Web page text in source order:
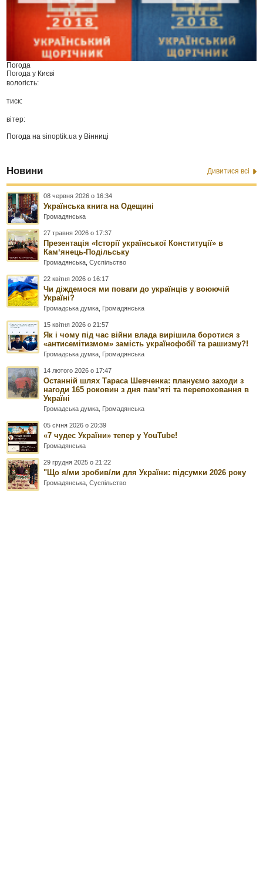
Погода
Погода у Києві
вологість:
тиск:
вітер:
Погода наsinoptik.ua у Вінниці
Новини Дивитися всі
08 червня 2026 о 16:34
Українська книга на Одещині
Громадянська
27 травня 2026 о 17:37
Презентація «Історії української Конституції» в
Камʼянець-Подільську
Громадянська ,Суспільство
22 квітня 2026 о 16:17
Чи діждемося ми поваги до українців у воюючій
Україні?
Громадська думка Громадянська
15 квітня 2026 о 21:57
Як і чому під час війни влада вирішила боротися з
«антисемітизмом» замість українофобії та рашизму?!
Громадська думка Громадянська
14 лютого 2026 о 17:47
Останній шлях Тараса Шевченка: плануємо заходи з
нагоди 165 роковин з дня памʼяті та перепоховання в
Україні
Громадська думка Громадянська
05 січня 2026 о 20:39
«7 чудес України» тепер у YouTube!
Громадянська
29 грудня 2025 о 21:22
"Що я/ми зробив/ли для України: підсумки 2026 року
Громадянська ,Суспільство